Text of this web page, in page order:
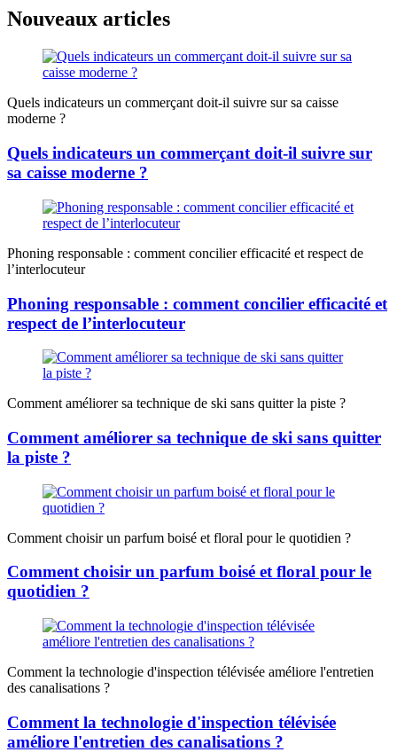
Nouveaux articles
Quels indicateurs un commerçant doit-il suivre sur sa caisse
moderne ?
Quels indicateurs un commerçant doit-il suivre sur
sa caisse moderne ?
Phoning responsable : comment concilier efficacité et respect de
l’interlocuteur
Phoning responsable : comment concilier efficacité et
respect de l’interlocuteur
Comment améliorer sa technique de ski sans quitter la piste ?
Comment améliorer sa technique de ski sans quitter
la piste ?
Comment choisir un parfum boisé et floral pour le quotidien ?
Comment choisir un parfum boisé et floral pour le
quotidien ?
Comment la technologie d'inspection télévisée améliore l'entretien
des canalisations ?
Comment la technologie d'inspection télévisée
améliore l'entretien des canalisations ?